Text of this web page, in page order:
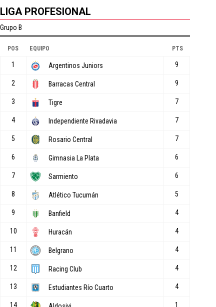
LIGA PROFESIONAL